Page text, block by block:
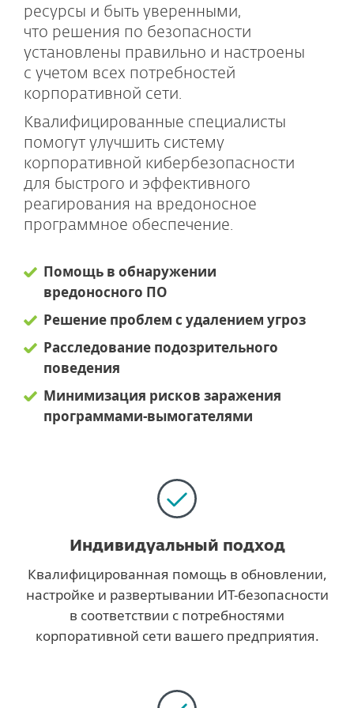
ресурсы и быть уверенными,
что решения по безопасности
установлены правильно и настроены
с учетом всех потребностей
корпоративной сети.
Квалифицированные специалисты
помогут улучшить систему
корпоративной кибербезопасности
для быстрого и эффективного
реагирования на вредоносное
программное обеспечение.
Помощь в обнаружении
вредоносного ПО
Решение проблем с удалением угроз
Расследование подозрительного
поведения
Минимизация рисков заражения
программами-вымогателями
Индивидуальный подход
Квалифицированная помощь в обновлении,
настройке и развертывании ИT-безопасности
в соответствии с потребностями
корпоративной сети вашего предприятия.